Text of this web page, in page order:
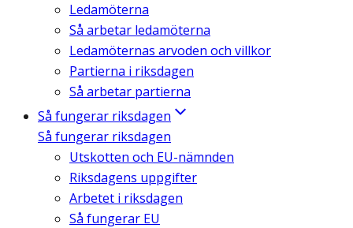
Ledamöterna
Så arbetar ledamöterna
Ledamöternas arvoden och villkor
Partierna i riksdagen
Så arbetar partierna
Så fungerar riksdagen
Så fungerar riksdagen
Utskotten och EU-nämnden
Riksdagens uppgifter
Arbetet i riksdagen
Så fungerar EU